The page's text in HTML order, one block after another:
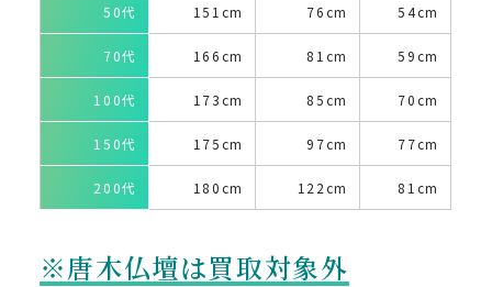
50代 151cm 76cm 54cm
70代 166cm 81cm 59cm
100代 173cm 85cm 70cm
150代 175cm 97cm 77cm
200代 180cm 122cm 81cm
※唐木仏壇は買取対象外